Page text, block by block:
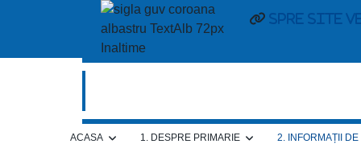
Spre site
ACASA 1. DESPRE PRIMARIE 2. INFORMAȚII